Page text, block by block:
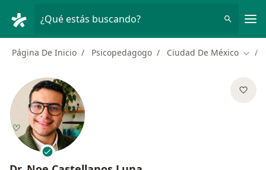
¿Qué estás buscando?
Página De Inicio Psicopedagogo Ciudad De México